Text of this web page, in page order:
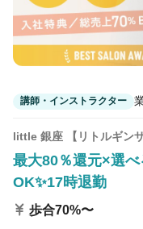
講師・インストラクター
little 銀座 【リトルギンザ
最大80％還元×選
OK✨17時退勤
歩合70%〜